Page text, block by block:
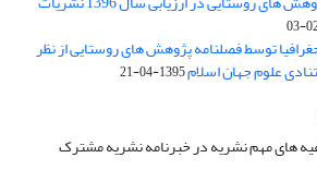
توسط فصلنامه پژوهش های روستایی از نظر
علوم جهان اسلام1395-04-21
های مهم نشریه در خبرنامه نشریه مشترک